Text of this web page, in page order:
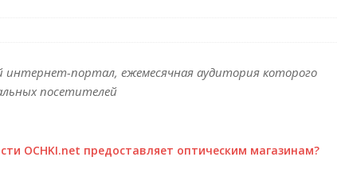
интернет-портал, ежемесячная аудитория которого
посетителей
OCHKI.net предоставляет оптическим магазинам?